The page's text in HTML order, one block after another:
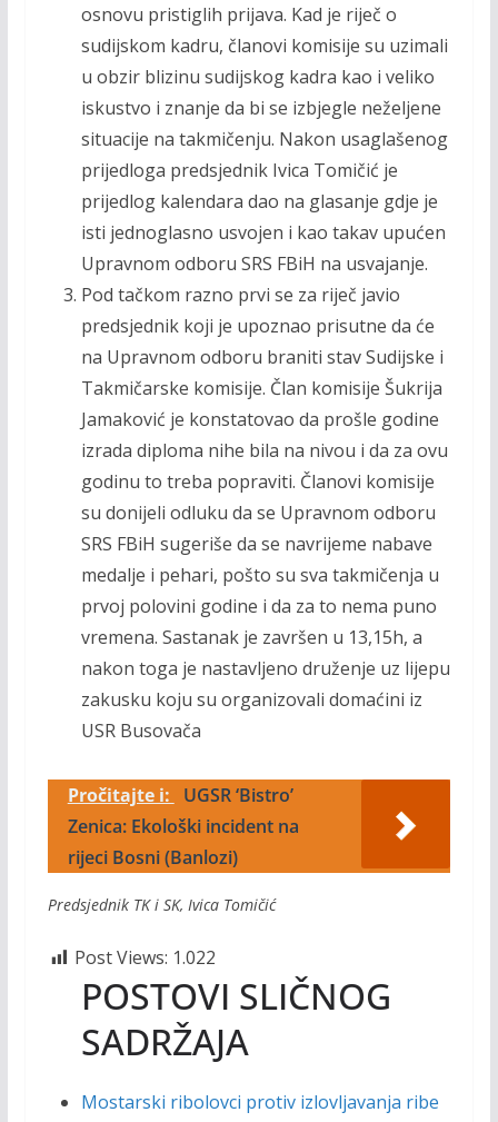
osnovu pristiglih prijava. Kad je riječ o
sudijskom kadru, članovi komisije su uzimali
u obzir blizinu sudijskog kadra kao i veliko
iskustvo i znanje da bi se izbjegle neželjene
situacije na takmičenju. Nakon usaglašenog
prijedloga predsjednik Ivica Tomičić je
prijedlog kalendara dao na glasanje gdje je
isti jednoglasno usvojen i kao takav upućen
Upravnom odboru SRS FBiH na usvajanje.
Pod tačkom razno prvi se za riječ javio
predsjednik koji je upoznao prisutne da će
na Upravnom odboru braniti stav Sudijske i
Takmičarske komisije. Član komisije Šukrija
Jamaković je konstatovao da prošle godine
izrada diploma nihe bila na nivou i da za ovu
godinu to treba popraviti. Članovi komisije
su donijeli odluku da se Upravnom odboru
SRS FBiH sugeriše da se navrijeme nabave
medalje i pehari, pošto su sva takmičenja u
prvoj polovini godine i da za to nema puno
vremena. Sastanak je završen u 13,15h, a
nakon toga je nastavljeno druženje uz lijepu
zakusku koju su organizovali domaćini iz
USR Busovača
Pročitajte i:
UGSR ‘Bistro’
Zenica: Ekološki incident na
rijeci Bosni (Banlozi)
Predsjednik TK i SK, Ivica Tomičić
Post Views: 1.022
POSTOVI SLIČNOG
SADRŽAJA
Mostarski ribolovci protiv izlovljavanja ribe